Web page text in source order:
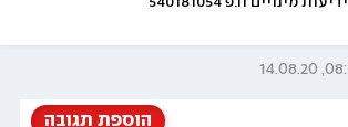
הוספת תגובה